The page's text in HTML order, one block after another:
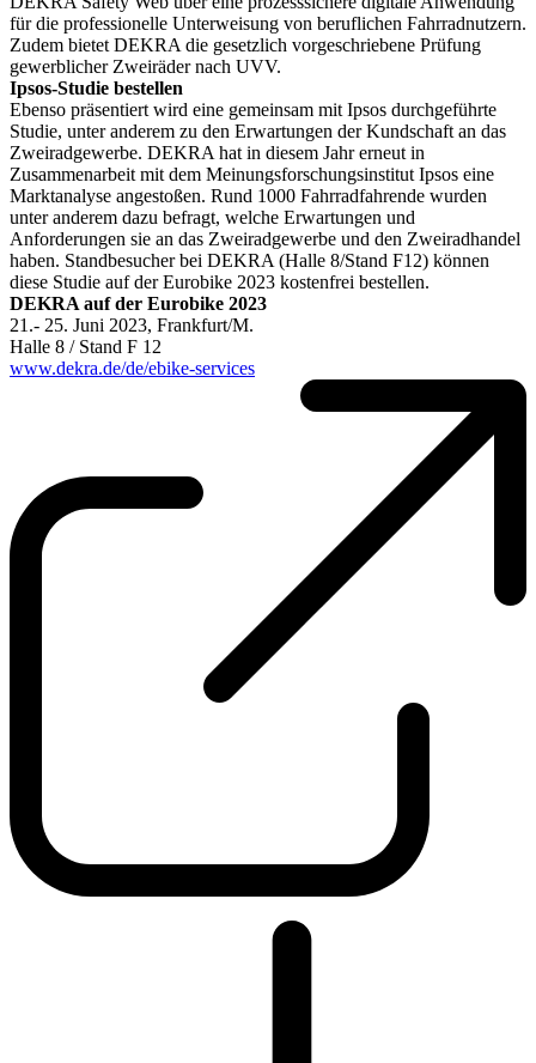
für die professionelle Unterweisung von beruflichen Fahrradnutzern.
Zudem bietet DEKRA die gesetzlich vorgeschriebene Prüfung
gewerblicher Zweiräder nach UVV.
Ipsos-Studie bestellen
Ebenso präsentiert wird eine gemeinsam mit Ipsos durchgeführte
Studie, unter anderem zu den Erwartungen der Kundschaft an das
Zweiradgewerbe. DEKRA hat in diesem Jahr erneut in
Zusammenarbeit mit dem Meinungsforschungsinstitut Ipsos eine
Marktanalyse angestoßen. Rund 1000 Fahrradfahrende wurden
unter anderem dazu befragt, welche Erwartungen und
Anforderungen sie an das Zweiradgewerbe und den Zweiradhandel
haben. Standbesucher bei DEKRA (Halle 8/Stand F12) können
diese Studie auf der Eurobike 2023 kostenfrei bestellen.
DEKRA auf der Eurobike 2023
21.- 25. Juni 2023, Frankfurt/M.
Halle 8 / Stand F 12
www.dekra.de/de/ebike-services